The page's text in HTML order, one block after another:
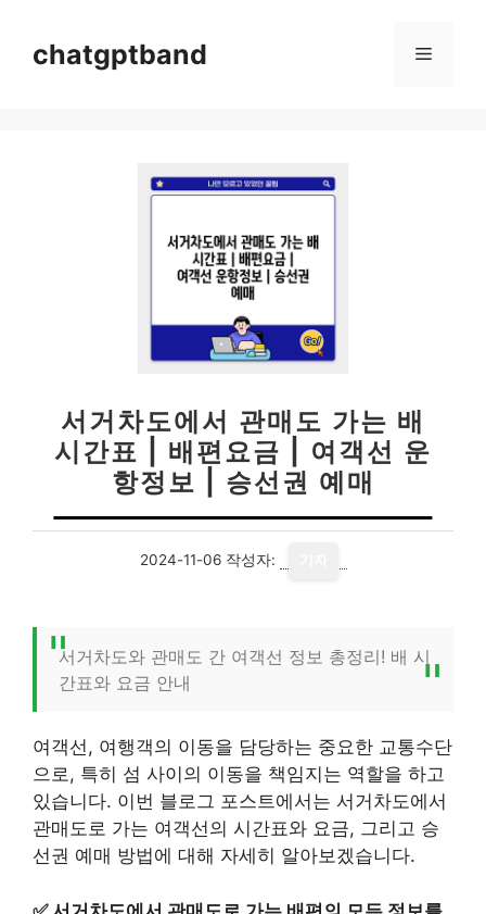
chatgptband 메
서거차도에서 관매도 가는 배
시간표 | 배편요금 | 여객선 운
항정보 | 승선권 예매
2024-11-06 작성자:
서거차도와 관매도 간 여객선 정보 총정리! 배 시
간표와 요금 안내
여객선, 여행객의 이동을 담당하는 중요한 교통수단
으로, 특히 섬 사이의 이동을 책임지는 역할을 하고
있습니다. 이번 블로그 포스트에서는 서거차도에서
관매도로 가는 여객선의 시간표와 요금, 그리고 승
선권 예매 방법에 대해 자세히 알아보겠습니다.